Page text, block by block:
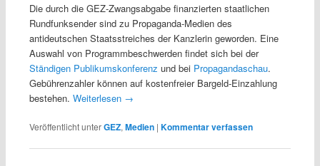
Die durch die GEZ-Zwangsabgabe finanzierten staatlichen
Rundfunksender sind zu Propaganda-Medien des
antideutschen Staatsstreiches der Kanzlerin geworden. Eine
Auswahl von Programmbeschwerden findet sich bei der
Ständigen Publikumskonferenz und bei Propagandaschau.
Gebührenzahler können auf kostenfreier Bargeld-Einzahlung
bestehen. Weiterlesen →
Veröffentlicht unterGEZ, Medien | Kommentar verfassen